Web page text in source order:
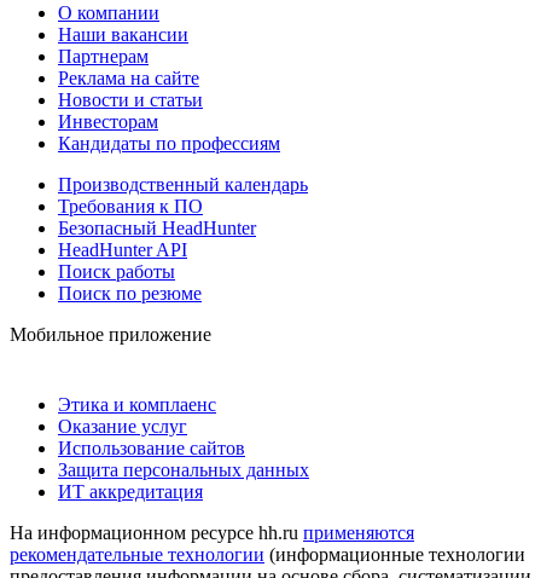
О компании
Наши вакансии
Партнерам
Реклама на сайте
Новости и статьи
Инвесторам
Кандидаты по профессиям
Производственный календарь
Требования к ПО
Безопасный HeadHunter
HeadHunter API
Поиск работы
Поиск по резюме
Мобильное приложение
Этика и комплаенс
Оказание услуг
Использование сайтов
Защита персональных данных
ИТ аккредитация
На информационном ресурсе hh.ru применяются
рекомендательные технологии (информационные технологии